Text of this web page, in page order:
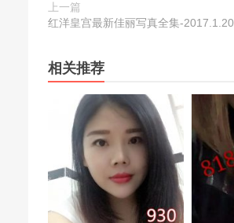
上一篇
红洋皇宫最新佳丽写真全集-2017.1.20
相关推荐